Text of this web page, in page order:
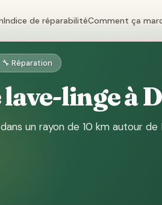
Indice de réparabilitéComment ça
🔧 Réparation
linge à
dans un rayon de 10 km autour de